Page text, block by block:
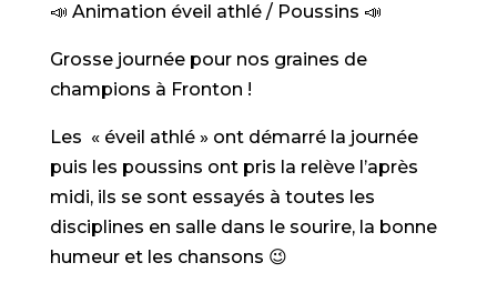
📣 Animation éveil athlé / Poussins 📣
Grosse journée pour nos graines de
champions à Fronton !
Les « éveil athlé » ont démarré la journée
puis les poussins ont pris la relève l’après
midi, ils se sont essayés à toutes les
disciplines en salle dans le sourire, la bonne
humeur et les chansons 😉